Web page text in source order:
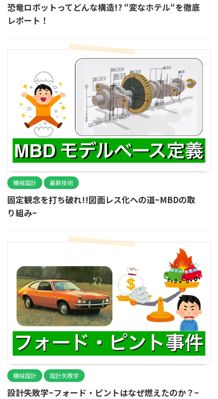
恐竜ロボットってどんな構造!? “変なホテル“を徹底
レポート！
機械設計 最新技術
固定観念を打ち破れ!!図面レス化への道~MBDの取
り組み~
機械設計 設計失敗学
設計失敗学~フォード・ピントはなぜ燃えたのか？~